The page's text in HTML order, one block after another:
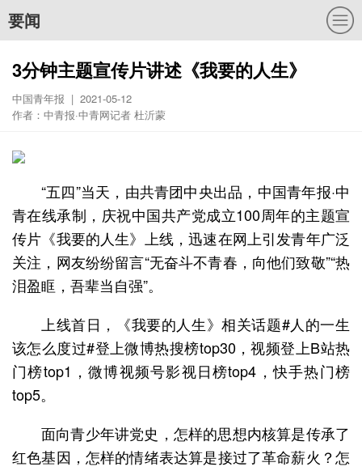
要闻
3分钟主题宣传片讲述《我要的人生》
中国青年报 | 2021-05-12
作者：中青报·中青网记者 杜沂蒙
“五四”当天，由共青团中央出品，中国青年报·中
青在线承制，庆祝中国共产党成立100周年的主题宣
传片《我要的人生》上线，迅速在网上引发青年广泛
关注，网友纷纷留言“无奋斗不青春，向他们致敬”“热
泪盈眶，吾辈当自强”。
上线首日，《我要的人生》相关话题#人的一生
该怎么度过#登上微博热搜榜top30，视频登上B站热
门榜top1，微博视频号影视日榜top4，快手热门榜
top5。
面向青少年讲党史，怎样的思想内核算是传承了
红色基因，怎样的情绪表达算是接过了革命薪火？怎